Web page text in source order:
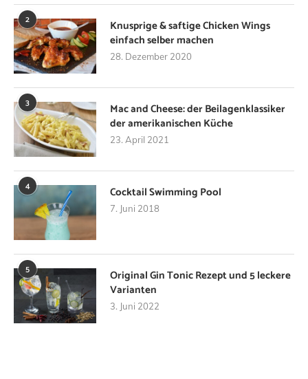
2
Knusprige & saftige Chicken Wings
einfach selber machen
28. Dezember 2020
3
Mac and Cheese: der Beilagenklassiker
der amerikanischen Küche
23. April 2021
4 Cocktail Swimming Pool
7. Juni 2018
5
Original Gin Tonic Rezept und 5 leckere
Varianten
3. Juni 2022